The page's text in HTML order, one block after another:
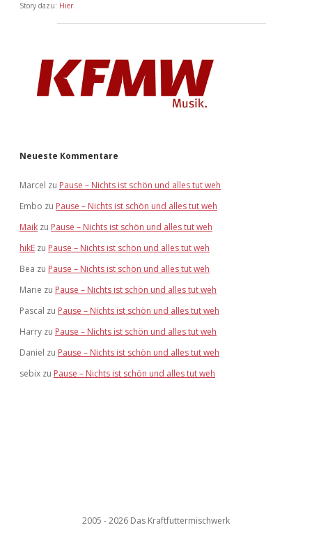
Story dazu: Hier.
Neueste Kommentare
Marcel zu Pause – Nichts ist schön und alles tut weh
Embo zu Pause – Nichts ist schön und alles tut weh
Maik zu Pause – Nichts ist schön und alles tut weh
hikE zu Pause – Nichts ist schön und alles tut weh
Bea zu Pause – Nichts ist schön und alles tut weh
Marie zu Pause – Nichts ist schön und alles tut weh
Pascal zu Pause – Nichts ist schön und alles tut weh
Harry zu Pause – Nichts ist schön und alles tut weh
Daniel zu Pause – Nichts ist schön und alles tut weh
sebix zu Pause – Nichts ist schön und alles tut weh
2005 - 2026 Das Kraftfuttermischwerk